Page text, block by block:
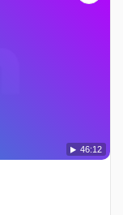
46:12